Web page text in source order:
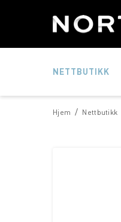
NETTBUTIKK
/
Hjem Nettbutikk